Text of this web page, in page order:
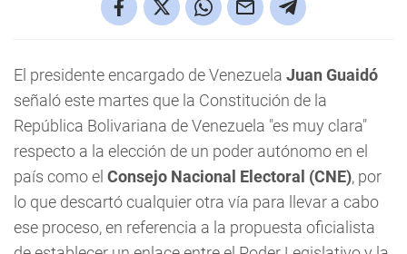
El presidente encargado de Venezuela Juan Guaidó
señaló este martes que la Constitución de la
República Bolivariana de Venezuela "es muy clara"
respecto a la elección de un poder autónomo en el
país como el Consejo Nacional Electoral (CNE), por
lo que descartó cualquier otra vía para llevar a cabo
ese proceso, en referencia a la propuesta oficialista